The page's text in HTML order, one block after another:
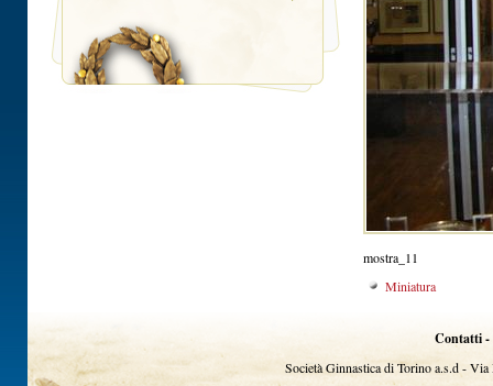
mostra_11
Miniatura
Contatti -
Società Ginnastica di Torino a.s.d -